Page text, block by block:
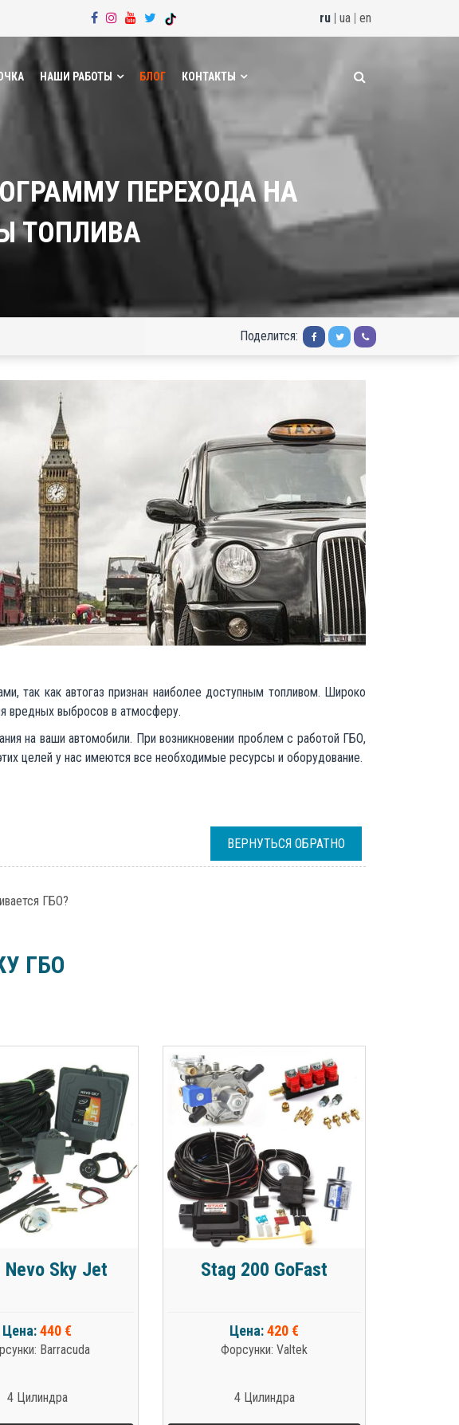
ru | ua | en
НАШИ РАБОТЫ БЛОГ КОНТАКТЫ
ПЕРЕХОДА НА
ТОПЛИВА
Поделится:
так как автогаз признан наиболее доступным топливом. Широко
вредных выбросов в атмосферу.
на ваши автомобили. При возникновении проблем с работой ГБО,
целей у нас имеются все необходимые ресурсы и оборудование.
ВЕРНУТЬСЯ ОБРАТНО
ГБО?
ГБО
Nevo Sky Jet
Цена:440 €
Barracuda
4 Цилиндра
Stag 200 GoFast
Цена:420 €
Форсунки: Valtek
4 Цилиндра